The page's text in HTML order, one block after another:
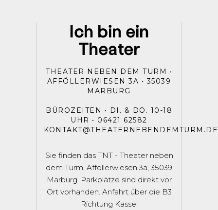
Ich bin ein
Theater
THEATER NEBEN DEM TURM •
AFFÖLLERWIESEN 3A • 35039
MARBURG
BÜROZEITEN • DI. & DO. 10-18
UHR • 06421 62582
KONTAKT@THEATERNEBENDEMTURM.DE
Sie finden das TNT - Theater neben
dem Turm, Afföllerwiesen 3a, 35039
Marburg. Parkplätze sind direkt vor
Ort vorhanden. Anfahrt über die B3
Richtung Kassel